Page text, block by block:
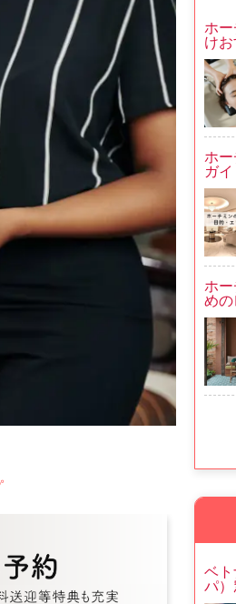
ホ
け
ホ
ガイ
ホ
めの
ベト
パ）